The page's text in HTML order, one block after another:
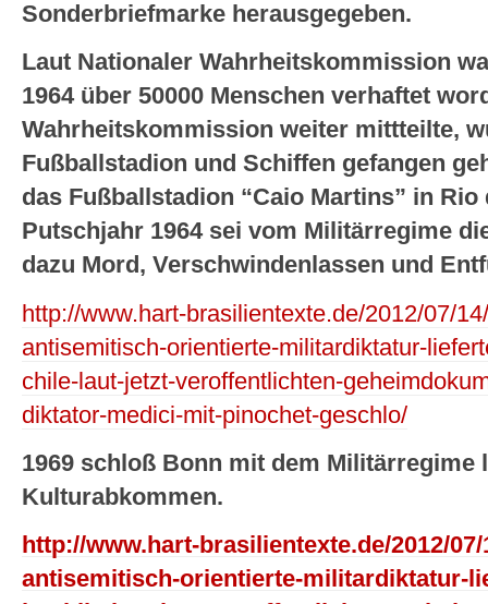
Sonderbriefmarke herausgegeben.
Laut Nationaler Wahrheitskommission
1964 über 50000 Menschen verhaftet
Wahrheitskommission weiter mittteilte,
Fußballstadion und Schiffen gefangen
das Fußballstadion “Caio Martins” in
Putschjahr 1964 sei vom Militärregime
dazu Mord, Verschwindenlassen und
http://www.hart-brasilientexte.de/2012/07/
antisemitisch-orientierte-militardiktatur-
chile-laut-jetzt-veroffentlichten-
diktator-medici-mit-pinochet-geschlo/
1969 schloß Bonn mit dem Militärregime
Kulturabkommen.
http://www.hart-brasilientexte.de/2012/
antisemitisch-orientierte-militardiktatur-